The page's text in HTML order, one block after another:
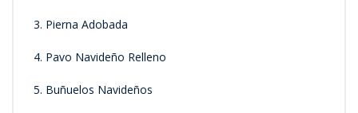
Pierna Adobada
Pavo Navideño Relleno
Buñuelos Navideños